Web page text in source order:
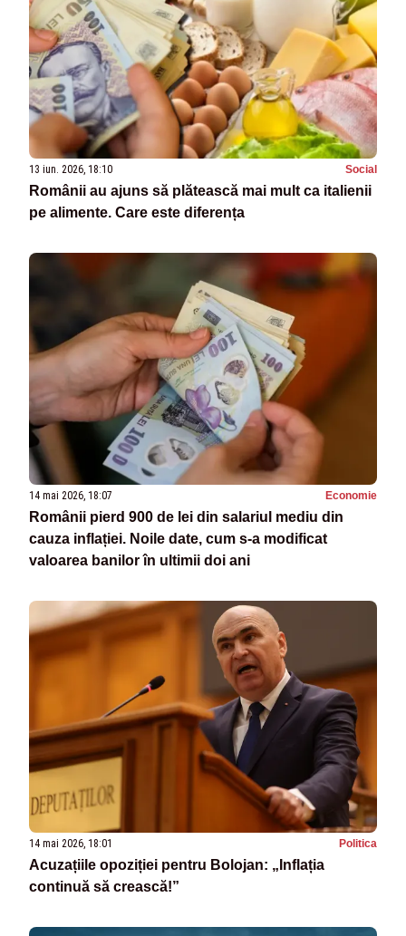
13 iun. 2026, 18:10 Social
Românii au ajuns să plătească mai mult ca italienii
pe alimente. Care este diferența
14 mai 2026, 18:07 Economie
Românii pierd 900 de lei din salariul mediu din
cauza inflației. Noile date, cum s-a modificat
valoarea banilor în ultimii doi ani
14 mai 2026, 18:01 Politica
Acuzațiile opoziției pentru Bolojan: „Inflația
continuă să crească!”